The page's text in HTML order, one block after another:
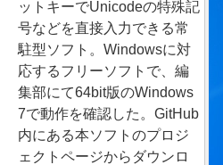
ットキーでUnicodeの特殊記
号などを直接入力できる常
駐型ソフト。Windowsに対
応するフリーソフトで、編
集部にて64bit版のWindows
7で動作を確認した。GitHub
内にある本ソフトのプロジ
ェクトページからダウンロ